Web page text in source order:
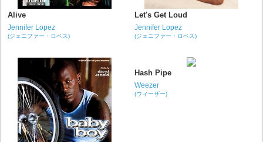
Alive
Jennifer Lopez
(ジェニファー・ロペス)
Let's Get Loud
Jennifer Lopez
(ジェニファー・ロペス)
Hash Pipe
Weezer
(ウィーザー)